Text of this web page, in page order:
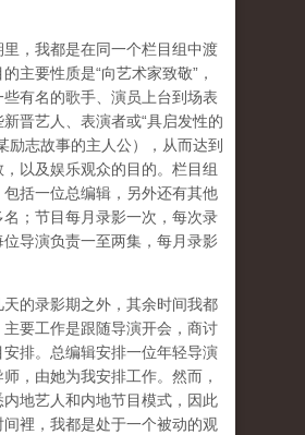
，我都是在同一个栏目组中渡
主要性质是“向艺术家致敬”，
有名的歌手、演员上台到场表
晋艺人、表演者或“具启发性的
励志故事的主人公），从而达到
以及娱乐观众的目的。栏目组
括一位总编辑，另外还有其他
名；节目每月录影一次，每次录
导演负责一至两集，每月录影
天的录影期之外，其余时间我都
要工作是跟随导演开会，商讨
排。总编辑安排一位年轻导演
，由她为我安排工作。然而，
内地艺人和内地节目模式，因此
裡，我都是处于一个被动的观